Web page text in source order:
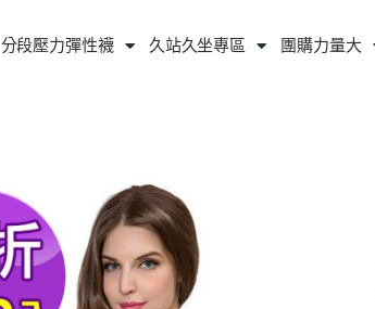
分段壓力彈性襪 久站久坐專區 團購力量大